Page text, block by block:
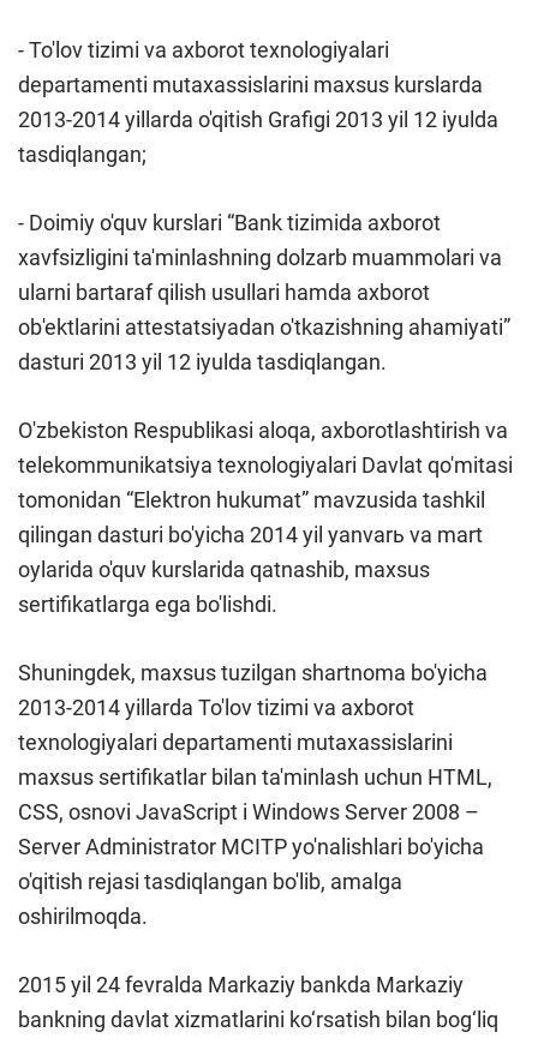
- To'lov tizimi va axborot texnologiyalari
departamenti mutaxassislarini maxsus kurslarda
2013-2014 yillarda o'qitish Grafigi 2013 yil 12 iyulda
tasdiqlangan;
- Doimiy o'quv kurslari “Bank tizimida axborot
xavfsizligini ta'minlashning dolzarb muammolari va
ularni bartaraf qilish usullari hamda axborot
ob'ektlarini attestatsiyadan o'tkazishning ahamiyati”
dasturi 2013 yil 12 iyulda tasdiqlangan.
O'zbekiston Respublikasi aloqa, axborotlashtirish va
telekommunikatsiya texnologiyalari Davlat qo'mitasi
tomonidan “Elektron hukumat” mavzusida tashkil
qilingan dasturi bo'yicha 2014 yil yanvarь va mart
oylarida o'quv kurslarida qatnashib, maxsus
sertifikatlarga ega bo'lishdi.
Shuningdek, maxsus tuzilgan shartnoma bo'yicha
2013-2014 yillarda To'lov tizimi va axborot
texnologiyalari departamenti mutaxassislarini
maxsus sertifikatlar bilan ta'minlash uchun HTML,
CSS, osnovi JavaScript i Windows Server 2008 –
Server Administrator MCITP yo'nalishlari bo'yicha
o'qitish rejasi tasdiqlangan bo'lib, amalga
oshirilmoqda.
2015 yil 24 fevralda Markaziy bankda Markaziy
bankning davlat xizmatlarini ko‘rsatish bilan bog‘liq